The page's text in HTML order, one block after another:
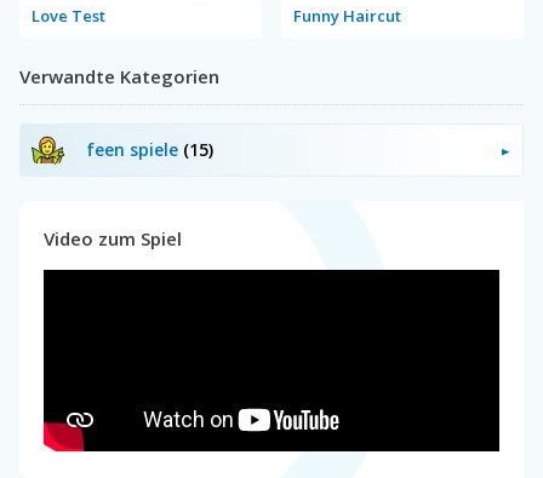
Love Test Funny Haircut
Verwandte Kategorien
feen spiele (15)
Video zum Spiel